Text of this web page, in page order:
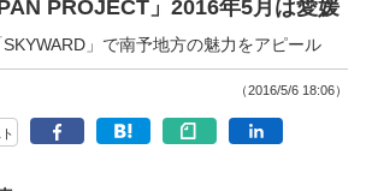
PROJECT」2016年5月は愛媛
」で南予地方の魅力をアピール
（2016/5/6 18:06）